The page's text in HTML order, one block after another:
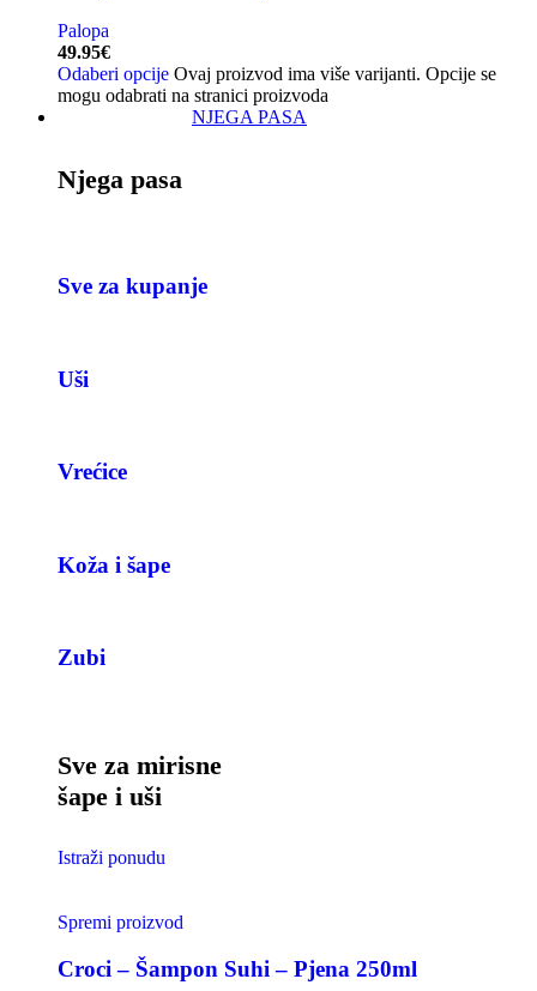
Palopa
49.95€
Odaberi opcije Ovaj proizvod ima više varijanti. Opcije se
mogu odabrati na stranici proizvoda
NJEGA PASA
Njega pasa
Sve za kupanje
Uši
Vrećice
Koža i šape
Zubi
Sve za mirisne
šape i uši
Istraži ponudu
Spremi proizvod
Croci – Šampon Suhi – Pjena 250ml